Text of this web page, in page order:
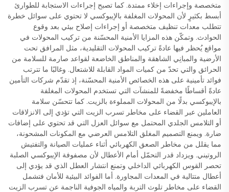
متخصصة وإجراءات إخلاء ممتدة. كما تصبح إجراءات الاستجابة للطوارئ
أبسط بكثيرٍ لأن المحولات المغلفة بالإيبوكسي لا تحتوي على سوائل خطرة
تتطلب معدات تنظيف متخصصة أو إجراءات إصلاح بيئي بعد وقوع
الحوادث. وتمكّن هذه المزايا الأمنية المحسّنة من تركيب المحولات في
مواقع يُحظر فيها عادةً تركيب المحولات التقليدية، مثل المرافق تحت
الأرضية والمبانِي الشاهقة والمناطق الخاضعة لقواعد صارمة للسلامة من
الحرائق والتي تحدّ من كميات المواد القابلة للاشتعال. وغالبًا ما تترتب
فوائد تأمينية على هذه الخصائص الأمنية المحسّنة، إذ تقدّم شركات التأمين
عادةً أقساطًا مخفضةً للمنشآت التي تستخدم المحولات المغلفة
بالإيبوكسي بدلًا من المحولات المملوءة بالزيت. كما تتحسّن سلامة
العاملين عبر القضاء على مخاطر تسرب الزيت التي تؤدي إلى الانزلاقات
أو التلامس الجلدي المحتمل مع سوائل العزل التي قد تحتوي على إضافات
ضارة. ويمنع التصميم المغلق التلامس العرضي مع المكونات المشحونة،
مما يقلل من مخاطر الصعق الكهربائي أثناء عمليات الصيانة والتفتيش
الروتيني. ويزداد قدر التحمّل أمام الأعطال لأن مصفوفة الإيبوكسي الصلبة
تحصر القوس الكهربائي الداخلي وتمنع انتشار العطل الذي قد يؤدي إلى
أعطال متتالية في المعدات المجاورة. أما الفوائد البيئية للأمان فتشمل
القضاء على مخاطر تلوث التربة والمياه الجوفية الناجمة عن تسرب الزيت